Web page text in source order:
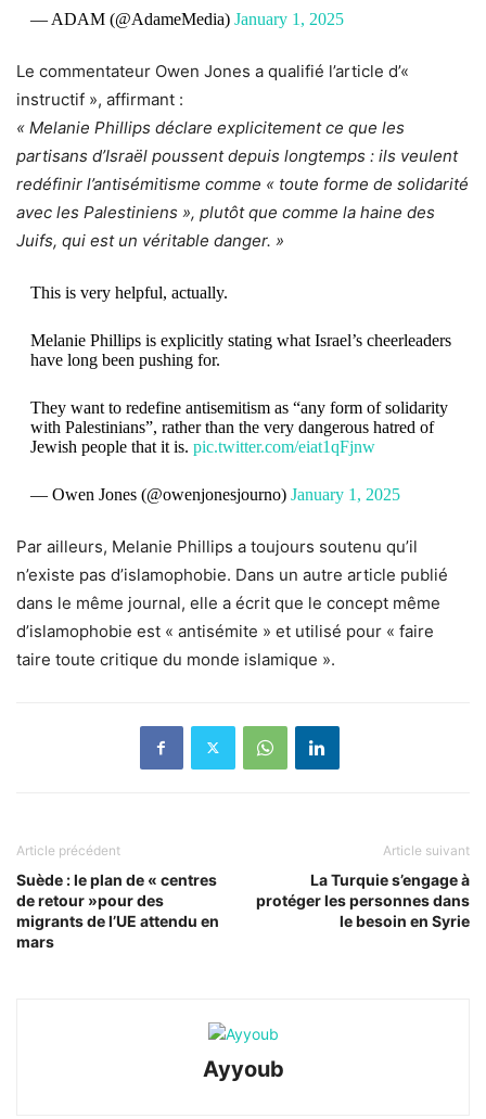
— ADAM (@AdameMedia) January 1, 2025
Le commentateur Owen Jones a qualifié l’article d’«
instructif », affirmant :
« Melanie Phillips déclare explicitement ce que les
partisans d’Israël poussent depuis longtemps : ils veulent
redéfinir l’antisémitisme comme « toute forme de solidarité
avec les Palestiniens », plutôt que comme la haine des
Juifs, qui est un véritable danger. »
This is very helpful, actually.
Melanie Phillips is explicitly stating what Israel’s cheerleaders
have long been pushing for.
They want to redefine antisemitism as “any form of solidarity
with Palestinians”, rather than the very dangerous hatred of
Jewish people that it is. pic.twitter.com/eiat1qFjnw
— Owen Jones (@owenjonesjourno) January 1, 2025
Par ailleurs, Melanie Phillips a toujours soutenu qu’il
n’existe pas d’islamophobie. Dans un autre article publié
dans le même journal, elle a écrit que le concept même
d’islamophobie est « antisémite » et utilisé pour « faire
taire toute critique du monde islamique ».
Article précédent
Suède : le plan de « centres
de retour »pour des
migrants de l’UE attendu en
mars
Article suivant
La Turquie s’engage à
protéger les personnes dans
le besoin en Syrie
Ayyoub